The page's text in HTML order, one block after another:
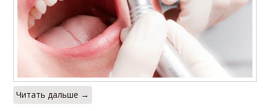
Читать дальше →